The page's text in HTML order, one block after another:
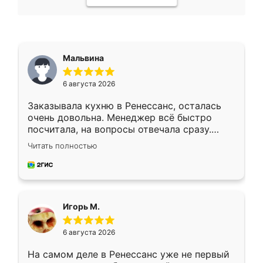
Мальвина
6 августа 2026
Заказывала кухню в Ренессанс, осталась
очень довольна. Менеджер всё быстро
посчитала, на вопросы отвечала сразу.
Замерщик приехал в субботу, подошёл к
делу со всей ответственностью. Собрали
за день, ребята работали аккуратно, даже
Читать полностью
Игорь М.
6 августа 2026
На самом деле в Ренессанс уже не первый